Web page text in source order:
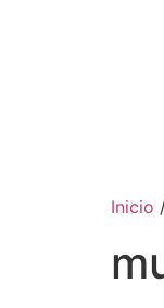
Inicio